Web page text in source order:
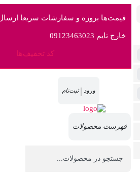
قیمت‌ها بروزه و سفارشات سریعا ارسال
خارج تایم 09123463023
کد تخفیف‌ها
|